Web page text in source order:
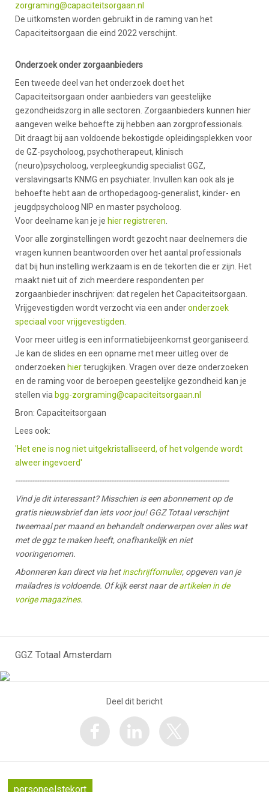
zorgraming@capaciteitsorgaan.nl
De uitkomsten worden gebruikt in de raming van het
Capaciteitsorgaan die eind 2022 verschijnt.
Onderzoek onder zorgaanbieders
Een tweede deel van het onderzoek doet het
Capaciteitsorgaan onder aanbieders van geestelijke
gezondheidszorg in alle sectoren. Zorgaanbieders kunnen hier
aangeven welke behoefte zij hebben aan zorgprofessionals.
Dit draagt bij aan voldoende bekostigde opleidingsplekken voor
de GZ-psycholoog, psychotherapeut, klinisch
(neuro)psycholoog, verpleegkundig specialist GGZ,
verslavingsarts KNMG en psychiater. Invullen kan ook als je
behoefte hebt aan de orthopedagoog-generalist, kinder- en
jeugdpsycholoog NIP en master psycholoog.
Voor deelname kan je je hier registreren.
Voor alle zorginstellingen wordt gezocht naar deelnemers die
vragen kunnen beantwoorden over het aantal professionals
dat bij hun instelling werkzaam is en de tekorten die er zijn. Het
maakt niet uit of zich meerdere respondenten per
zorgaanbieder inschrijven: dat regelen het Capaciteitsorgaan.
Vrijgevestigden wordt verzocht via een anderonderzoek
speciaal voor vrijgevestigden.
Voor meer uitleg is een informatiebijeenkomst georganiseerd.
Je kan de slides en een opname met meer uitleg over de
onderzoeken hierterugkijken. Vragen over deze onderzoeken
en de raming voor de beroepen geestelijke gezondheid kan je
stellen via bgg-zorgraming@capaciteitsorgaan.nl
Bron: Capaciteitsorgaan
Lees ook:
'Het ene is nog niet uitgekristalliseerd, of het volgende wordt
alweer ingevoerd'
-----------------------------------------------------------------------------------------
Vind je dit interessant? Misschien is een abonnement op de
gratis nieuwsbrief dan iets voor jou! GGZ Totaal verschijnt
tweemaal per maand en behandelt onderwerpen over alles wat
met de ggz te maken heeft, onafhankelijk en niet
vooringenomen.
Abonneren kan direct via hetinschrijffomulier, opgeven van je
mailadres is voldoende. Of kijk eerst naar deartikelen in de
vorige magazines.
GGZ Totaal Amsterdam
Deel dit bericht
personeelstekort